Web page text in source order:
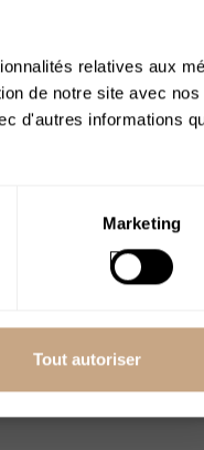
relatives aux
de notre site avec nos
d'autres informations
Marketing
Tout autoriser
+18
confirmer
pourrait aussi se
le stress​ du
vos moments de
la vaporiser
de première qualité